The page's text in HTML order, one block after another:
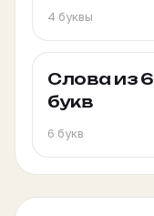
4 буквы
Слова из 6
букв
6 букв